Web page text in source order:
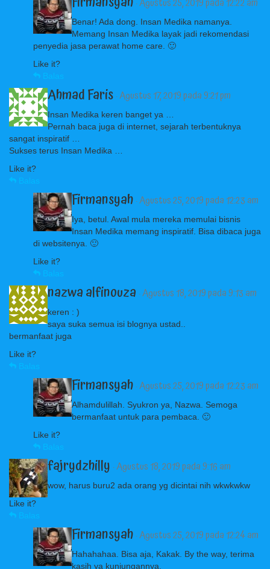
· Agustus 25, 2019 pada 12:22 am
Benar! Ada dong. Insan Medika namanya.
Memang Insan Medika layak jadi rekomendasi
penyedia jasa perawat home care. 🙂
Like it?
Balas
Ahmad Faris· Agustus 17, 2019 pada 9:21 pm
Insan Medika keren banget ya …
Pernah baca juga di internet, sejarah terbentuknya
sangat inspiratif …
Sukses terus Insan Medika …
Like it?
Balas
Firmansyah· Agustus 25, 2019 pada 12:23 am
Iya, betul. Awal mula mereka memulai bisnis
Insan Medika memang inspiratif. Bisa dibaca juga
di websitenya. 🙂
Like it?
Balas
nazwa alfinouza · Agustus 18, 2019 pada 9:13 am
keren : )
saya suka semua isi blognya ustad..
bermanfaat juga
Like it?
Balas
Firmansyah· Agustus 25, 2019 pada 12:23 am
Alhamdulillah. Syukron ya, Nazwa. Semoga
bermanfaat untuk para pembaca. 🙂
Like it?
Balas
fajrydzhilly · Agustus 18, 2019 pada 9:16 am
wow, harus buru2 ada orang yg dicintai nih wkwkwkw
Like it?
Balas
Firmansyah· Agustus 25, 2019 pada 12:24 am
Hahahahaa. Bisa aja, Kakak. By the way, terima
kasih ya kunjungannya.